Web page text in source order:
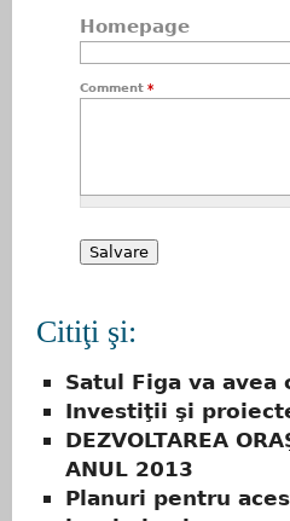
Homepage
Comment *
Citiţi şi:
Satul Figa va
Investiţii şi
DEZVOLTAREA
ANUL 2013
Planuri pentru